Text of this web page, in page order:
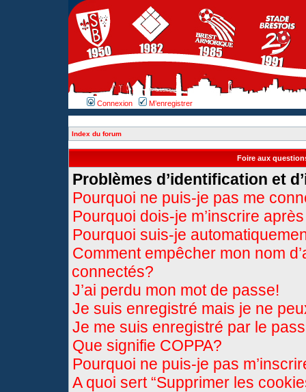
Connexion M’enregistrer
Index du forum
Foire aux
Problèmes d’identification et
Pourquoi ne puis-je pas me
Pourquoi dois-je m’inscrire
Pourquoi suis-je
Comment empêcher mon nom
connectés?
J’ai perdu mon mot de passe!
Je suis enregistré mais je ne
Je me suis enregistré par le
Que signifie COPPA?
Pourquoi ne puis-je pas
A quoi sert “Supprimer les